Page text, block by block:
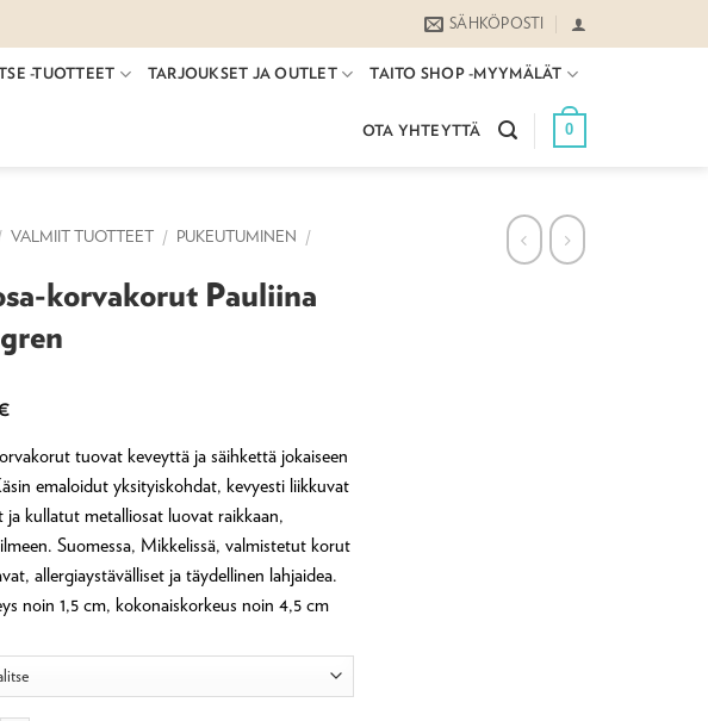
SÄHKÖPOSTI
-TUOTTEET TARJOUKSET JA OUTLET TAITO SHOP -MYYMÄLÄT
OTA YHTEYTTÄ 0
VALMIIT TUOTTEET / PUKEUTUMINEN /
korvakorut Pauliina
tuovat keveyttä ja säihkettä jokaiseen
emaloidut yksityiskohdat, kevyesti liikkuvat
ja kullatut metalliosat luovat raikkaan,
Suomessa, Mikkelissä, valmistetut korut
allergiaystävälliset ja täydellinen lahjaidea.
noin 1,5 cm, kokonaiskorkeus noin 4,5 cm